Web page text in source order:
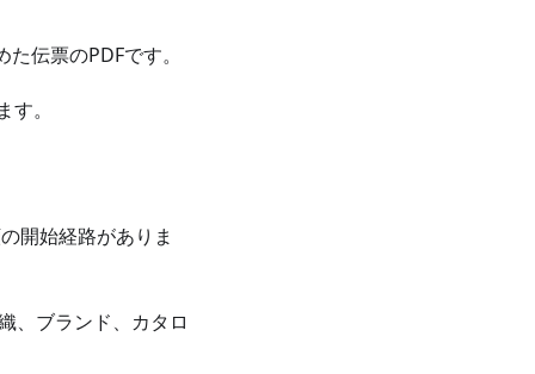
伝票のPDFです。
。
開始経路がありま
、ブランド、カタロ